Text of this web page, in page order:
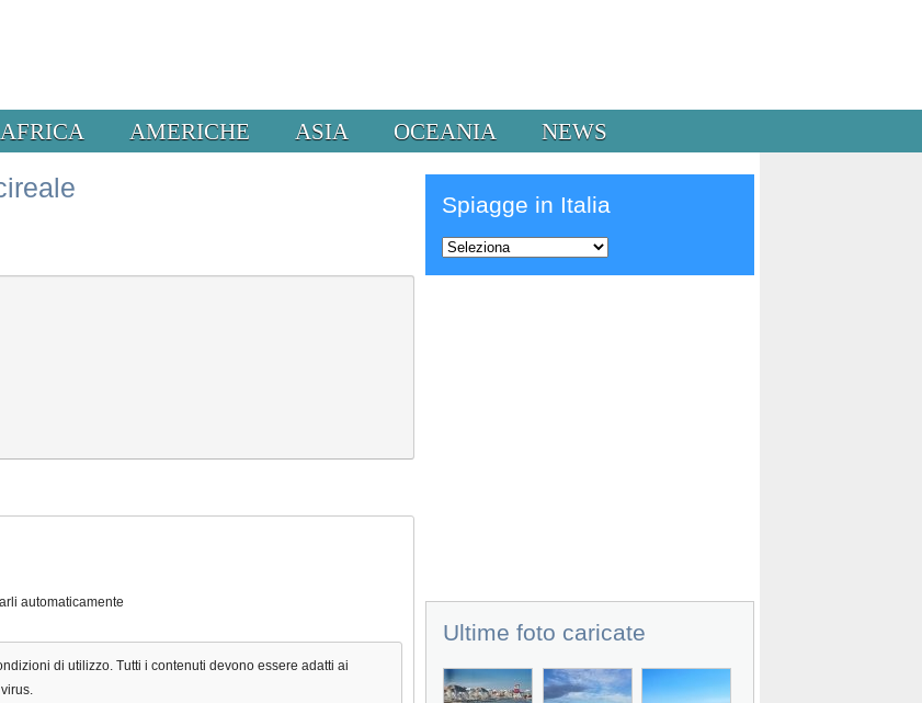
AFRICA AMERICHE ASIA OCEANIA NEWS
automaticamente
di utilizzo. Tutti i contenuti devono essere adatti ai
Spiagge in Italia
Ultime foto caricate